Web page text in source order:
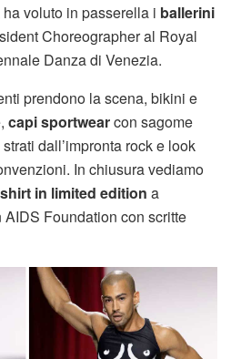
voluto in passerella i ballerini
Choreographer al Royal
Danza di Venezia.
prendono la scena, bikini e
capi sportwearcon sagome
dall’impronta rock e look
In chiusura vediamo
in limited edition a
Foundation con scritte